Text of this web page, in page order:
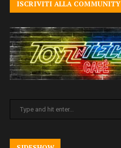
ISCRIVITI ALLA COMMUNITY